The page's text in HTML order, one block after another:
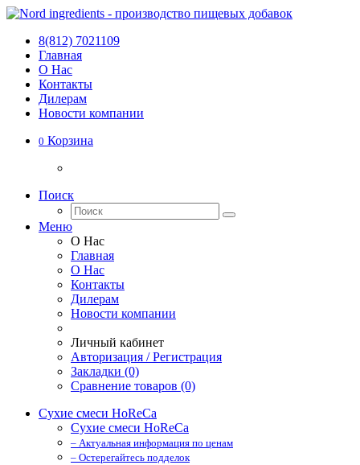
8(812) 7021109
Главная
О Нас
Контакты
Дилерам
Новости компании
0 Корзина
Поиск
Меню
О Нас
Главная
О Нас
Контакты
Дилерам
Новости компании
Личный кабинет
Авторизация / Регистрация
Закладки (0)
Сравнение товаров (0)
Сухие смеси HoReCa
Сухие смеси HoReCa
– Актуальная информация по ценам
– Остерегайтесь подделок